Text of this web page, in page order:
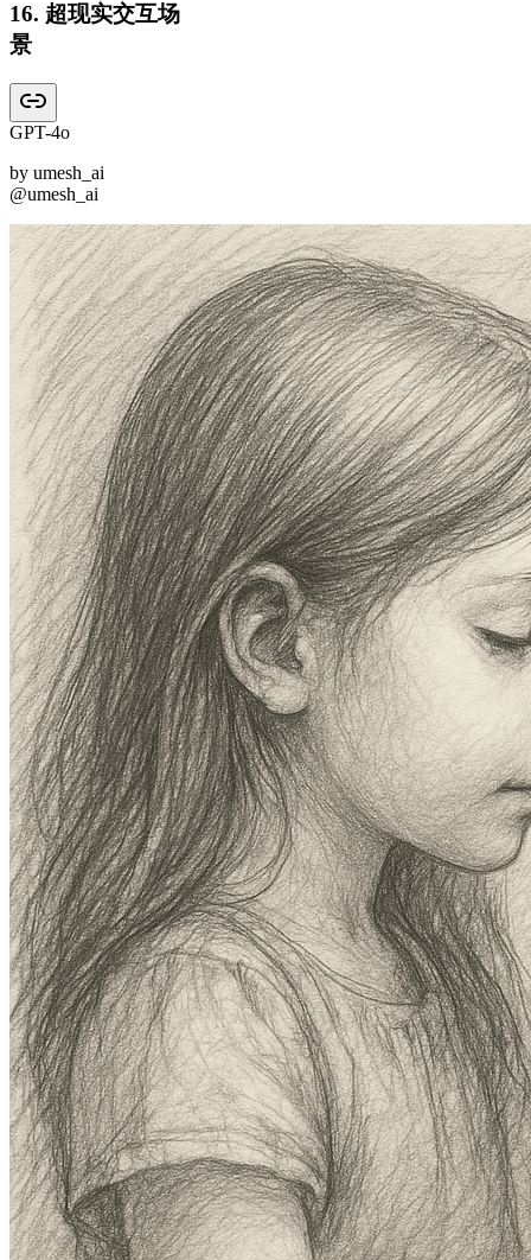
16. 超现实交互场
景
GPT-4o
by umesh_ai
@umesh_ai